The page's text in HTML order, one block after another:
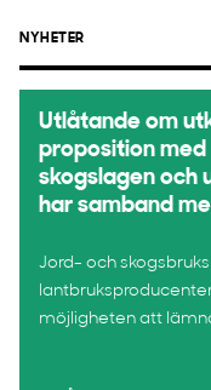
NYHETER
Utlåtande om
proposition med
skogslagen och
har samband
Jord- och
möjligheten att